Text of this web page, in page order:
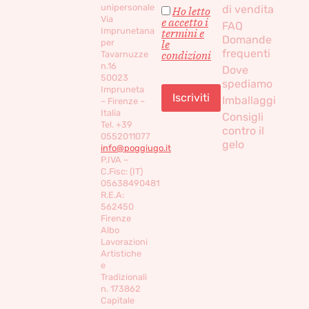
unipersonale
Via
Imprunetana
per
Tavarnuzze
n.16
50023
Impruneta
– Firenze –
Italia
Tel. +39
0552011077
info@poggiugo.it
P.IVA –
C.Fisc: (IT)
05638490481
R.E.A:
562450
Firenze
Albo
Lavorazioni
Artistiche
e
Tradizionali
n. 173862
Capitale
Ho letto
e accetto i
termini e
le
condizioni
di vendita
FAQ
Domande
frequenti
Dove
spediamo
Imballaggi
Consigli
contro il
gelo